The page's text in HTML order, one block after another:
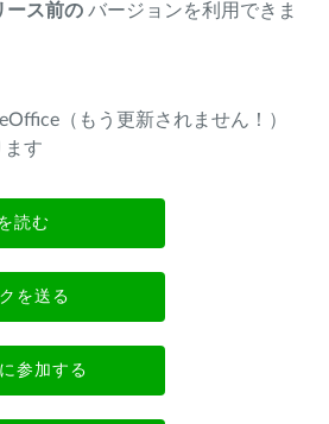
ース前の バージョンを利用できま
（もう更新されません！）
ます
読む
を送る
参加する